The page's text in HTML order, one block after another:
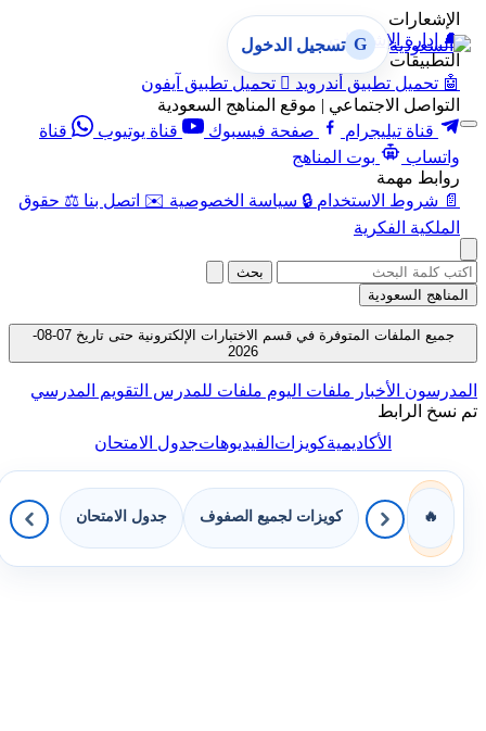
الإشعارات
🔔
إدارة الإشعارات
التطبيقات
🤖 تحميل تطبيق أندرويد  تحميل تطبيق آيفون
التواصل الاجتماعي | موقع المناهج السعودية
قناة تيليجرام
صفحة فيسبوك قناة يوتيوب
قناة
واتساب
بوت المناهج
روابط مهمة
📄 شروط الاستخدام 🔒 سياسة الخصوصية ✉️ اتصل بنا ⚖️ حقوق
الملكية الفكرية
G تسجيل الدخول
بحث
المناهج السعودية
جميع الملفات المتوفرة في قسم الاختبارات الإلكترونية حتى تاريخ 07-08-
2026
المدرسون الأخبار ملفات اليوم ملفات للمدرس التقويم المدرسي
تم نسخ الرابط
الأكاديميةكويزاتالفيديوهاتجدول الامتحان
🔥 كويزات لجميع الصفوف جدول الامتحان